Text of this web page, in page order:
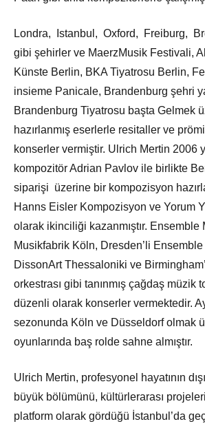
Londra, Istanbul, Oxford, Freiburg,
gibi şehirler ve MaerzMusik Festivali,
Künste Berlin, BKA Tiyatrosu Berlin,
insieme Panicale, Brandenburg şehri
Brandenburg Tiyatrosu başta Gelmek
hazırlanmış eserlerle resitaller ve
konserler vermiştir. Ulrich Mertin 2006
kompozitör Adrian Pavlov ile birlikte
siparişi üzerine bir kompozisyon
Hanns Eisler Kompozisyon ve Yorum
olarak ikinciliği kazanmıştır. Ensemble
Musikfabrik Köln, Dresden’li
DissonArt Thessaloniki ve
orkestrası gibi tanınmış çağdaş müzik
düzenli olarak konserler vermektedir.
sezonunda Köln ve Düsseldorf olmak
oyunlarında baş rolde sahne almıştır.
Ulrich Mertin, profesyonel hayatının
büyük bölümünü, kültürlerarası
platform olarak gördüğü İstanbul’da